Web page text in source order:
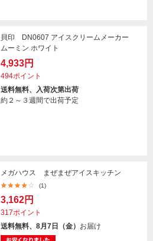
貝印 DN0607 アイスクリームメーカー
ムーミン ホワイト
4,933円
494ポイント
送料無料、入荷次第出荷
約２～３週間で出荷予定
メガハウス まぜまぜアイスキッチン
(1)
3,162円
317ポイント
送料無料、8月7日（金） お届け